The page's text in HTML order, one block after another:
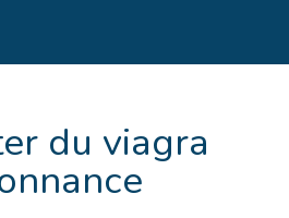
du viagra